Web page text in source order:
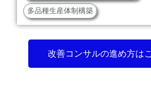
多品種生産体制構築
改善コンサルの進め方は